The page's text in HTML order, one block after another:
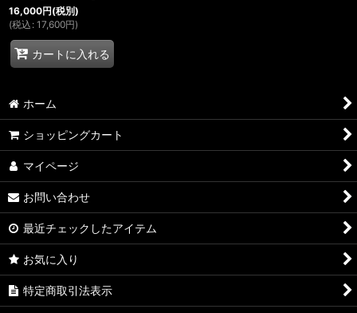
16,000円(税別)
(税込 : 17,600円)
カートに入れる
ホーム
ショッピングカート
マイページ
お問い合わせ
最近チェックしたアイテム
お気に入り
特定商取引法表示